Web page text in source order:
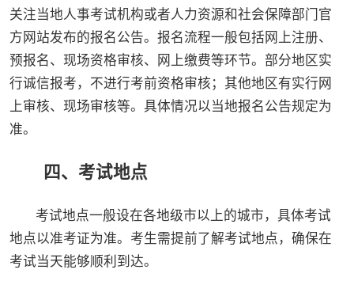
关注当地人事考试机构或者人力资源和社会保障部门官
方网站发布的报名公告。报名流程一般包括网上注册、
预报名、现场资格审核、网上缴费等环节。部分地区实
行诚信报考，不进行考前资格审核；其他地区有实行网
上审核、现场审核等。具体情况以当地报名公告规定为
准。
四、考试地点
考试地点一般设在各地级市以上的城市，具体考试
地点以准考证为准。考生需提前了解考试地点，确保在
考试当天能够顺利到达。